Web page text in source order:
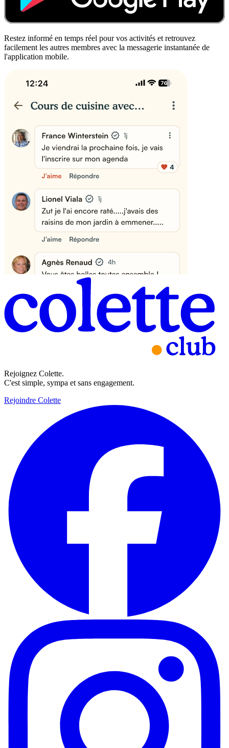
Restez informé en temps réel pour vos activités et retrouvez
facilement les autres membres avec la messagerie instantanée de
l'application mobile.
Rejoignez Colette.
C'est simple, sympa et sans engagement.
Rejoindre Colette